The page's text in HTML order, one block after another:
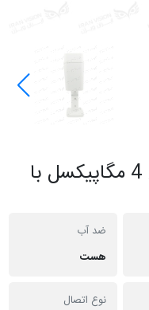
دوربین بالت بزرگ IP فلزی 4 مگاپیکسل با
ضد آب
هست
نوع اتصال